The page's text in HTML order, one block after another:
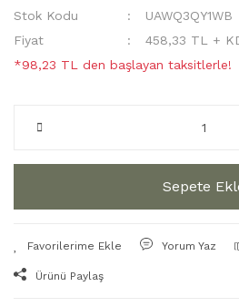
Stok Kodu
UAWQ3QY1WB
Fiyat
458,33 TL +
*98,23 TL den başlayan taksitlerle!
Sepete
Yorum Yaz
Ürünü Paylaş